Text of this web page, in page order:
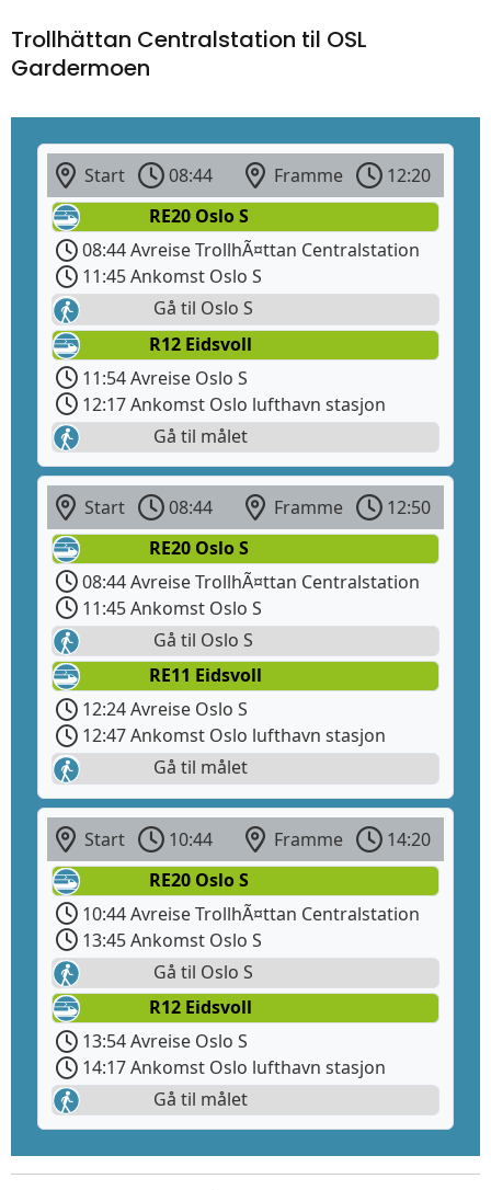
Trollhättan Centralstation til OSL
Gardermoen
Start 08:44 Framme
12:20
RE20 Oslo S
08:44 Avreise TrollhÃ¤ttan Centralstation
11:45 Ankomst Oslo S
Gå til Oslo S
R12 Eidsvoll
11:54 Avreise Oslo S
12:17 Ankomst Oslo lufthavn stasjon
Gå til målet
Start 08:44 Framme
12:50
RE20 Oslo S
08:44 Avreise TrollhÃ¤ttan Centralstation
11:45 Ankomst Oslo S
Gå til Oslo S
RE11 Eidsvoll
12:24 Avreise Oslo S
12:47 Ankomst Oslo lufthavn stasjon
Gå til målet
Start 10:44 Framme
14:20
RE20 Oslo S
10:44 Avreise TrollhÃ¤ttan Centralstation
13:45 Ankomst Oslo S
Gå til Oslo S
R12 Eidsvoll
13:54 Avreise Oslo S
14:17 Ankomst Oslo lufthavn stasjon
Gå til målet